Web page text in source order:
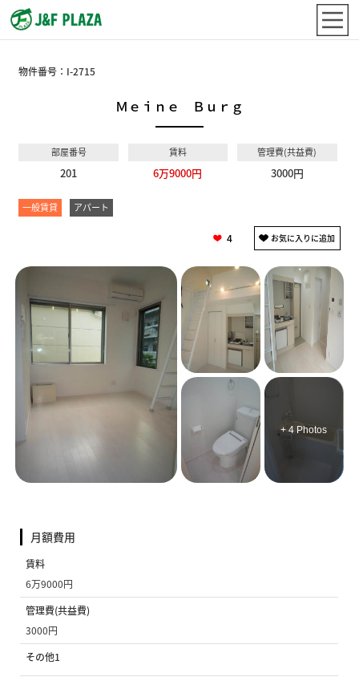
物件番号： I-2715
Ｍｅｉｎｅ Ｂｕｒｇ
部屋番号
201
賃料
6万9000円
管理費(共益費)
3000円
一般賃貸 アパート
4
+ 4 Photos
月額費用
賃料
6万9000円
管理費(共益費)
3000円
その他1